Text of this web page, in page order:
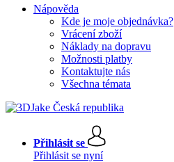
Nápověda
Kde je moje objednávka?
Vrácení zboží
Náklady na dopravu
Možnosti platby
Kontaktujte nás
Všechna témata
Přihlásit se
Přihlásit se nyní